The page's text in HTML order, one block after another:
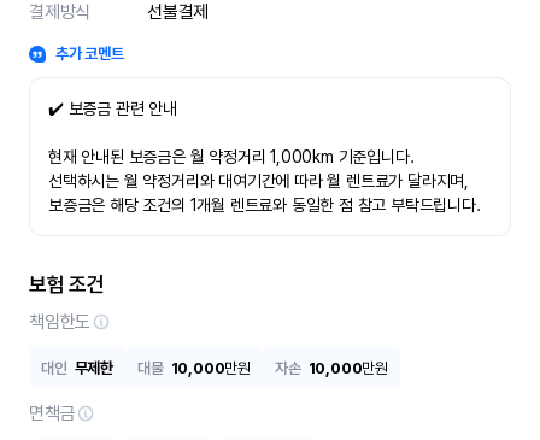
결제방식
선불결제
추가 코멘트
✔️ 보증금 관련 안내
현재 안내된 보증금은 월 약정거리 1,000km 기준입니다.
선택하시는 월 약정거리와 대여기간에 따라 월 렌트료가 달라지며,
보증금은 해당 조건의 1개월 렌트료와 동일한 점 참고 부탁드립니다.
보험 조건
책임한도
대인 무제한 대물 10,000만원 자손 10,000만원
면책금